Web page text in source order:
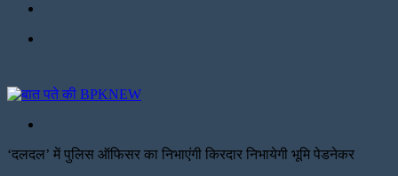
‘दलदल’ में पुलिस ऑफिसर का निभाएंगी किरदार निभायेगी भूमि पेडनेकर